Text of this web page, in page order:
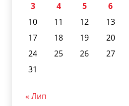
3
4 5 6
10
11 12 13
17
18 19 20
24
25 26 27
31
« Лип